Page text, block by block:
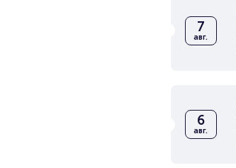
7
авг.
6
авг.